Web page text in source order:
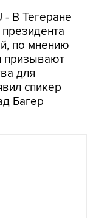
по мнению
призывают
для
спикер
Багер